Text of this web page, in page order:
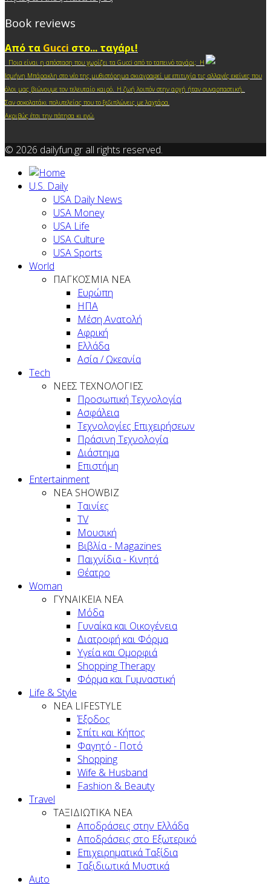
Book reviews
Από τα Gucci στο... ταγάρι!
Ποια είναι η απόσταση που χωρίζει τα Gucci από το ταπεινό ταγάρι; Η
Ισμήνη Μπάρακλη στο νέο της μυθιστόρημα σκιαγραφεί με επιτυχία τις αλλαγές εκείνες που
όλοι μας βιώνουμε τον τελευταίο καιρό. Η ζωή λοιπόν στην αρχή ήταν συναρπαστική.
Σαν σοκολατάκι πολυτελείας που το ξεδιπλώνεις με λαχτάρα.
Ακριβώς έτσι την πάτησα κι εγώ.
© 2026 dailyfun.gr all rights reserved.
U.S. Daily
USA Daily News
USA Money
USA Life
USA Culture
USA Sports
World
ΠΑΓΚΟΣΜΙΑ ΝΕΑ
Ευρώπη
ΗΠΑ
Μέση Ανατολή
Αφρική
Ελλάδα
Ασία / Ωκεανία
Tech
ΝΕΕΣ ΤΕΧΝΟΛΟΓΙΕΣ
Προσωπική Τεχνολογία
Ασφάλεια
Τεχνολογίες Επιχειρήσεων
Πράσινη Τεχνολογία
Διάστημα
Επιστήμη
Entertainment
ΝΕΑ SHOWBIZ
Ταινίες
TV
Μουσική
Βιβλία - Magazines
Παιχνίδια - Κινητά
Θέατρο
Woman
ΓΥΝΑΙΚΕΙΑ ΝΕΑ
Μόδα
Γυναίκα και Οικογένεια
Διατροφή και Φόρμα
Υγεία και Ομορφιά
Shopping Therapy
Φόρμα και Γυμναστική
Life & Style
ΝΕΑ LIFESTYLE
Έξοδος
Σπίτι και Κήπος
Φαγητό - Ποτό
Shopping
Wife & Husband
Fashion & Beauty
Travel
ΤΑΞΙΔΙΩΤΙΚΑ ΝΕΑ
Αποδράσεις στην Ελλάδα
Αποδράσεις στο Εξωτερικό
Επιχειρηματικά Ταξίδια
Ταξιδιωτικά Μυστικά
Auto